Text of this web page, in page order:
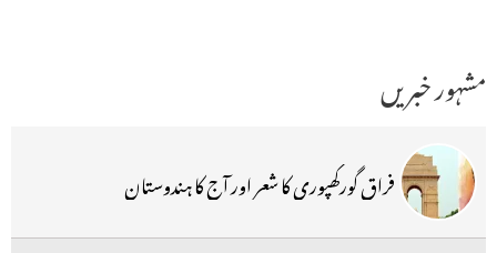
مشہور خبریں
فراق گورکھپوری کا شعر اور آج کا ہندوستان